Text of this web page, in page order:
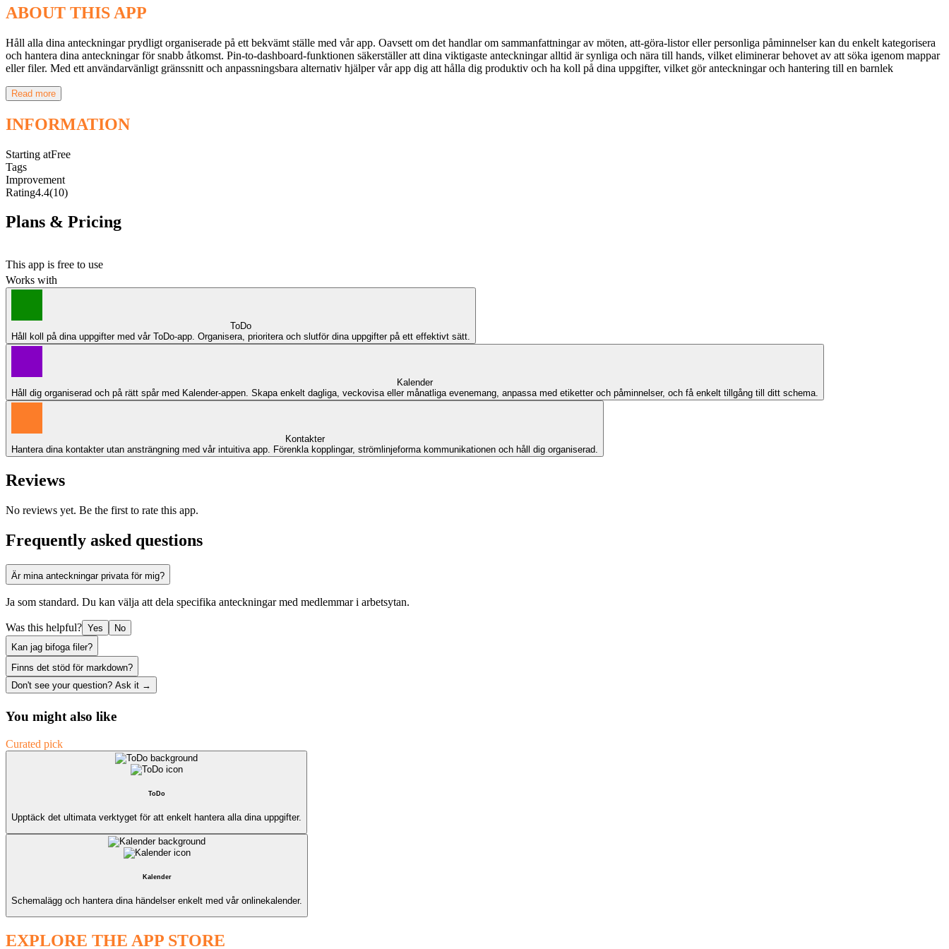
ABOUT THIS APP
Håll alla dina anteckningar prydligt organiserade på ett bekvämt ställe med vår app. Oavsett om det handlar om sammanfattningar av möten, att-göra-listor eller personliga påminnelser kan du enkelt kategorisera
och hantera dina anteckningar för snabb åtkomst. Pin-to-dashboard-funktionen säkerställer att dina viktigaste anteckningar alltid är synliga och nära till hands, vilket eliminerar behovet av att söka igenom mappar
eller filer. Med ett användarvänligt gränssnitt och anpassningsbara alternativ hjälper vår app dig att hålla dig produktiv och ha koll på dina uppgifter, vilket gör anteckningar och hantering till en barnlek
Read more
INFORMATION
Starting atFree
Tags
Improvement
Rating4.4(10)
Plans & Pricing
This app is free to use
Works with
ToDo
Håll koll på dina uppgifter med vår ToDo-app. Organisera, prioritera och slutför dina uppgifter på ett effektivt sätt.
Kalender
Håll dig organiserad och på rätt spår med Kalender-appen. Skapa enkelt dagliga, veckovisa eller månatliga evenemang, anpassa med etiketter och påminnelser, och få enkelt tillgång till ditt schema.
Kontakter
Hantera dina kontakter utan ansträngning med vår intuitiva app. Förenkla kopplingar, strömlinjeforma kommunikationen och håll dig organiserad.
Reviews
No reviews yet. Be the first to rate this app.
Frequently asked questions
Är mina anteckningar privata för mig?
Ja som standard. Du kan välja att dela specifika anteckningar med medlemmar i arbetsytan.
Was this helpful? Yes
No
Kan jag bifoga filer?
Finns det stöd för markdown?
Don't see your question? Ask it →
You might also like
Curated pick
ToDo
Upptäck det ultimata verktyget för att enkelt hantera alla dina uppgifter.
Kalender
Schemalägg och hantera dina händelser enkelt med vår onlinekalender.
EXPLORE THE APP STORE